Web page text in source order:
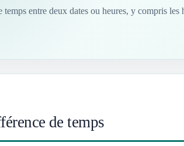
entre deux dates ou heures, y compris
de temps